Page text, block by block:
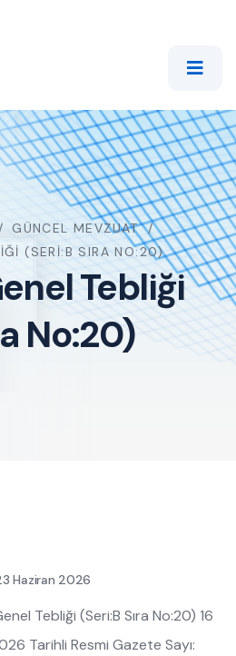
GÜNCEL MEVZUAT
(SERI:B SIRA NO:20)
Tebliği
No:20)
Haziran 2026
Tebliği (Seri:B Sıra No:20) 16
Tarihli Resmi Gazete Sayı: